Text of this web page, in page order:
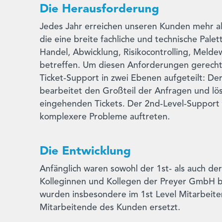
Die Herausforderung
Jedes Jahr erreichen unseren Kunden mehr
die eine breite fachliche und technische
Handel, Abwicklung, Risikocontrolling,
betreffen. Um diesen Anforderungen
Ticket-Support in zwei Ebenen aufgeteilt:
bearbeitet den Großteil der Anfragen und
eingehenden Tickets. Der 2nd-Level-
komplexere Probleme auftreten.
Die Entwicklung
Anfänglich waren sowohl der 1st- als auch
Kolleginnen und Kollegen der Preyer GmbH
wurden insbesondere im 1st Level
Mitarbeitende des Kunden ersetzt.